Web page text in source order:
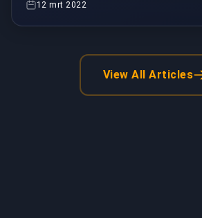
12 mrt 2022
View All Articles